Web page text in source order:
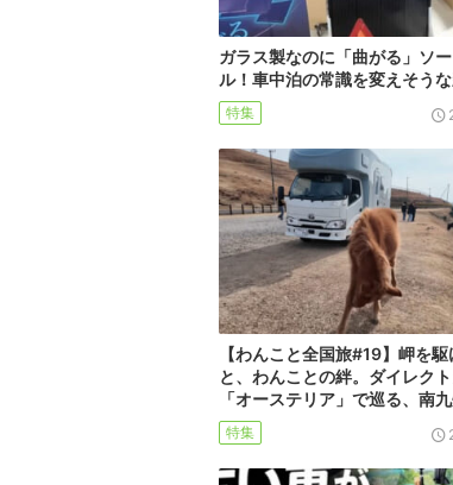
ガラス製なのに「曲がる」ソ
ル！車中泊の常識を変えそう
特集
【わんこと全国旅#19】岬を
と、わんことの絆。ダイレク
「オーステリア」で巡る、南
特集